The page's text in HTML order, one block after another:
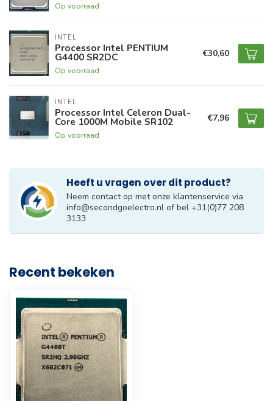
Op voorraad
INTEL
Processor Intel PENTIUM
G4400 SR2DC
Op voorraad
€30,60
INTEL
Processor Intel Celeron Dual-
Core 1000M Mobile SR102
Op voorraad
€7,96
Heeft u vragen over dit product?
Neem contact op met onze klantenservice via
info@secondgoelectro.nl of bel +31(0)77 208
3133
Recent bekeken